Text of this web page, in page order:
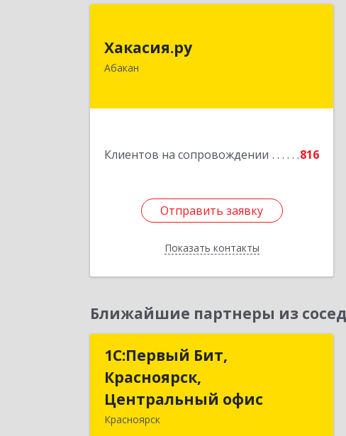
Хакасия.ру
Абакан
Клиентов на сопровождении 816
Отправить заявку
Показать контакты
655017, Хакасия Респ, Абакан г,
Подробнее
Отправить заявку
Назад
Ближайшие партнеры из
1С:Первый Бит,
Красноярск,
Центральный офис
Красноярск
1С:Первый Бит,
Центральный офис